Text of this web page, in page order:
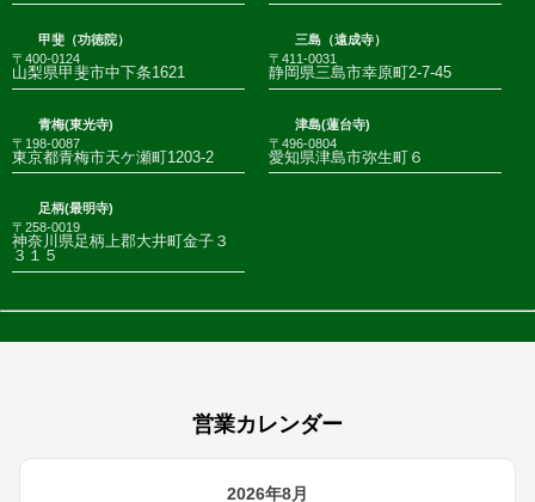
甲斐（功徳院）
〒400-0124
山梨県甲斐市中下条1621
三島（遠成寺）
〒411-0031
静岡県三島市幸原町2-7-45
青梅(東光寺)
〒198-0087
東京都青梅市天ケ瀬町1203-2
津島(蓮台寺)
〒496-0804
愛知県津島市弥生町６
足柄(最明寺)
〒258-0019
神奈川県足柄上郡大井町金子３
３１５
営業カレンダー
2026年8月